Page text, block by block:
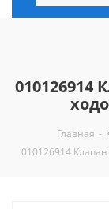
010126914
Главная -
010126914